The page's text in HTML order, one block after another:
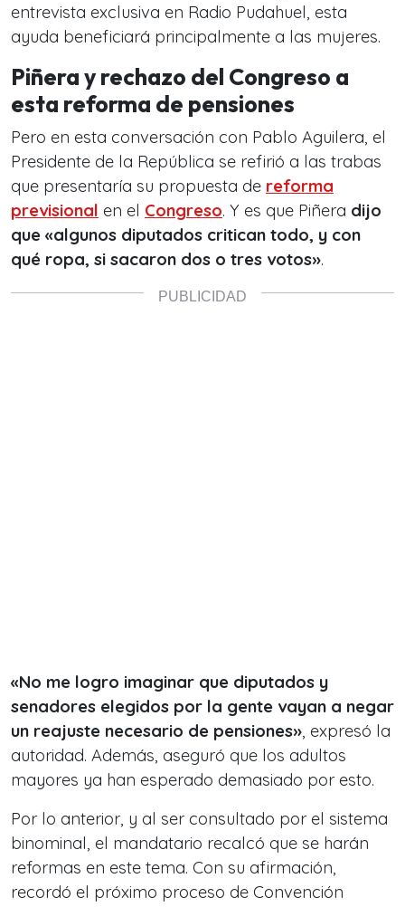
entrevista exclusiva en Radio Pudahuel, esta
ayuda beneficiará principalmente a las mujeres.
Piñera y rechazo del Congreso a
esta reforma de pensiones
Pero en esta conversación con Pablo Aguilera, el
Presidente de la República se refirió a las trabas
que presentaría su propuesta de reforma
previsional en el Congreso. Y es que Piñera dijo
que «algunos diputados critican todo, y con
qué ropa, si sacaron dos o tres votos».
«No me logro imaginar que diputados y
senadores elegidos por la gente vayan a negar
un reajuste necesario de pensiones» , expresó la
autoridad. Además, aseguró que los adultos
mayores ya han esperado demasiado por esto.
Por lo anterior, y al ser consultado por el sistema
binominal, el mandatario recalcó que se harán
reformas en este tema. Con su afirmación,
recordó el próximo proceso de Convención